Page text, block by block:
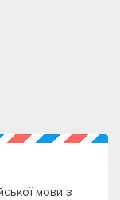
мови з